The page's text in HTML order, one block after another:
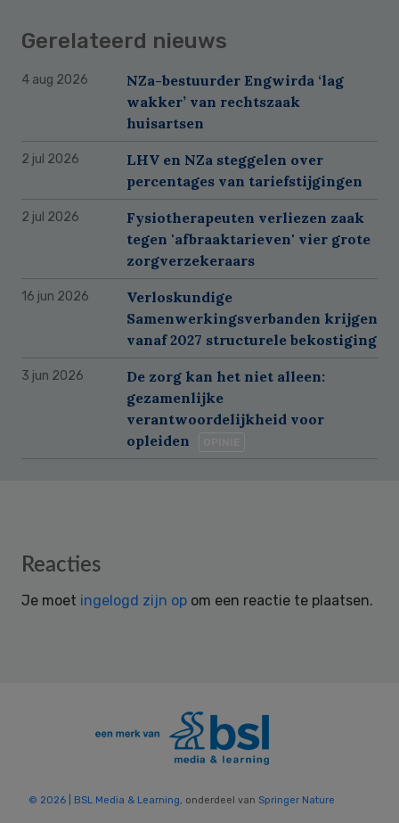
Gerelateerd nieuws
4 aug 2026
NZa-bestuurder Engwirda ‘lag
wakker’ van rechtszaak
huisartsen
2 jul 2026
LHV en NZa steggelen over
percentages van tariefstijgingen
2 jul 2026
Fysiotherapeuten verliezen zaak
tegen 'afbraaktarieven' vier grote
zorgverzekeraars
16 jun 2026
Verloskundige
Samenwerkingsverbanden krijgen
vanaf 2027 structurele bekostiging
3 jun 2026
De zorg kan het niet alleen:
gezamenlijke
verantwoordelijkheid voor
opleiden
Reader
Reacties
Je moet ingelogd zijn op om een reactie te plaatsen.
© 2026 | BSL Media & Learning, onderdeel van Springer Nature